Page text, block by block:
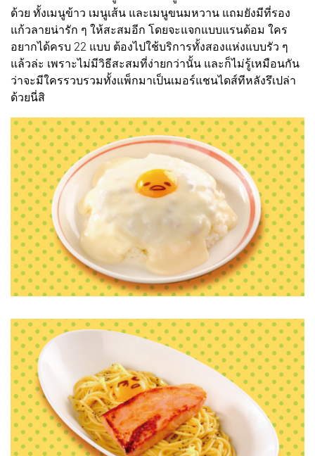
ด้วย ทั้งเมนูข้าว เมนูเส้น และเมนูขนมหวาน แถมยังมีที่รอง
แก้วลายน่ารัก ๆ ให้สะสมอีก โดยจะแจกแบบแรนด้อม ใคร
อยากได้ครบ 22 แบบ ต้องไปใช้บริการทั้งสองแห่งแบบรัว ๆ
แล้วล่ะ เพราะไม่มีวิธีสะสมที่ง่ายกว่านั้น และก็ไม่รู้เหมือนกัน
ว่าจะมีใครรวบรวมทั้งแพ็กมาเป็นเมอร์แชนไดส์ทีหลังรึเปล่า
ด้วยนี่สิ